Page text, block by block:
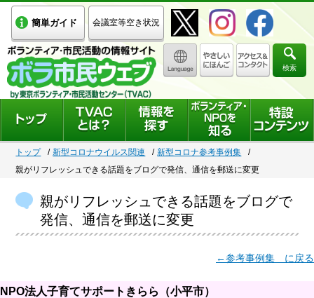
簡単ガイド 会議室等空き状況
検索
トップ 新型コロナウイルス関連
新型コロナ参考事例集
親がリフレッシュできる話題をブログで発信、通信を郵送に変更
親がリフレッシュできる話題をブログで
発信、通信を郵送に変更
←参考事例集 に戻る
NPO法人子育てサポートきらら（小平市）